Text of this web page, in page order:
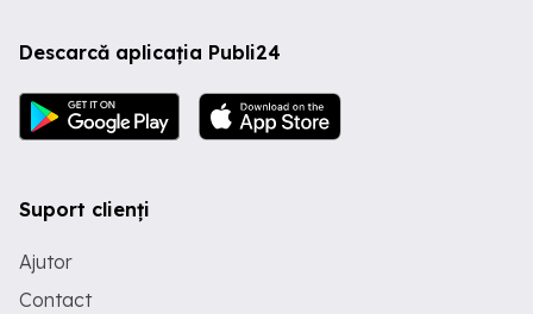
Descarcă aplicația Publi24
Suport clienți
Ajutor
Contact